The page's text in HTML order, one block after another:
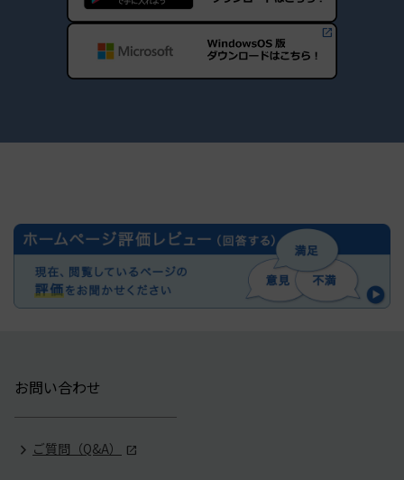
お問い合わせ
ご質問（Q&A）